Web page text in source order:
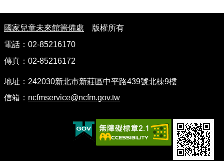
國家兒童未來館籌備處 版權所有
電話：02-85216170
傳真：02-85216172
地址：242030新北市新莊區中平路439號北棟9樓
信箱： ncfmservice@ncfm.gov.tw